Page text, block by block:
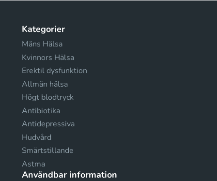
Kategorier
Mäns Hälsa
Kvinnors Hälsa
Erektil dysfunktion
Allmän hälsa
Högt blodtryck
Antibiotika
Antidepressiva
Hudvård
Smärtstillande
Astma
Användbar information